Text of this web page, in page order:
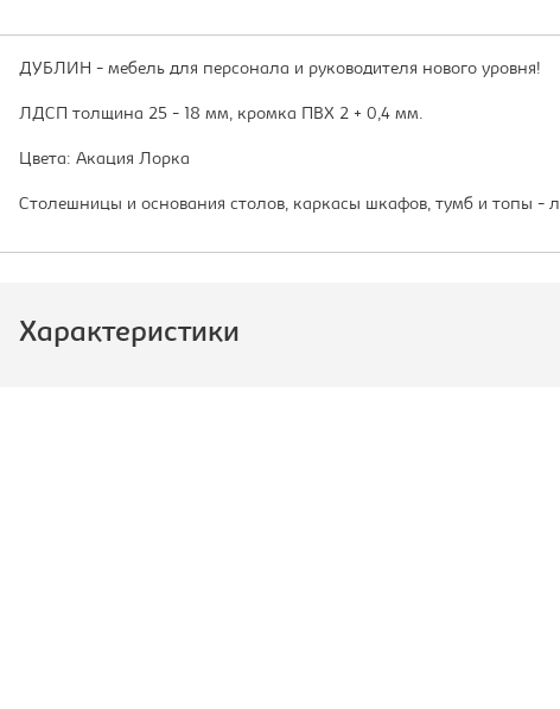
ДУБЛИН - мебель для персонала и руководителя нового уровня!
ЛДСП толщина 25 - 18 мм, кромка ПВХ 2 + 0,4 мм.
Цвета: Акация Лорка
Столешницы и основания столов, каркасы шкафов, тумб и топы -
Характеристики